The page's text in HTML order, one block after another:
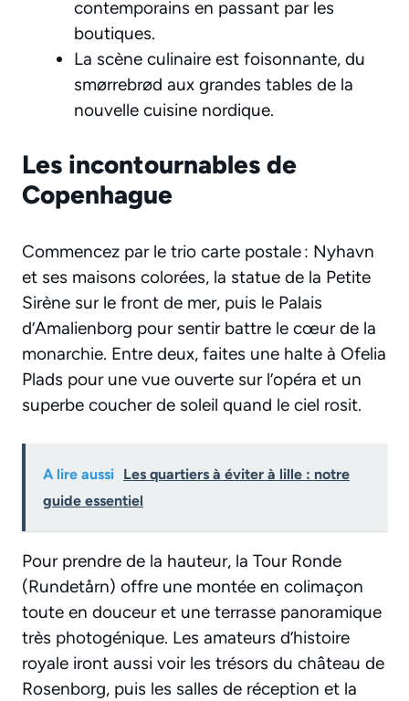
contemporains en passant par les
boutiques.
La scène culinaire est foisonnante, du
smørrebrød aux grandes tables de la
nouvelle cuisine nordique.
Les incontournables de
Copenhague
Commencez par le trio carte postale : Nyhavn
et ses maisons colorées, la statue de la Petite
Sirène sur le front de mer, puis le Palais
d’Amalienborg pour sentir battre le cœur de la
monarchie. Entre deux, faites une halte à Ofelia
Plads pour une vue ouverte sur l’opéra et un
superbe coucher de soleil quand le ciel rosit.
A lire aussi Les quartiers à éviter à lille : notre
guide essentiel
Pour prendre de la hauteur, la Tour Ronde
(Rundetårn) offre une montée en colimaçon
toute en douceur et une terrasse panoramique
très photogénique. Les amateurs d’histoire
royale iront aussi voir les trésors du château de
Rosenborg, puis les salles de réception et la